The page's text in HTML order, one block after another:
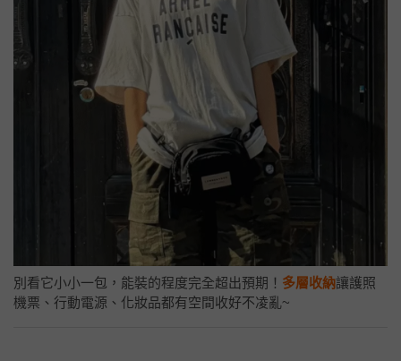
別看它小小一包，能裝的程度完全超出預期！ 多層收納讓護照
機票、行動電源、化妝品都有空間收好不凌亂~